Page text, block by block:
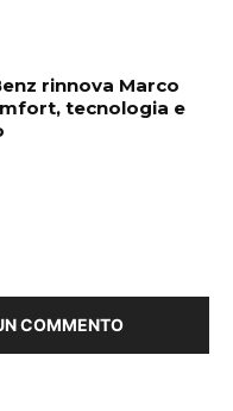
rinnova Marco
tecnologia e
COMMENTO